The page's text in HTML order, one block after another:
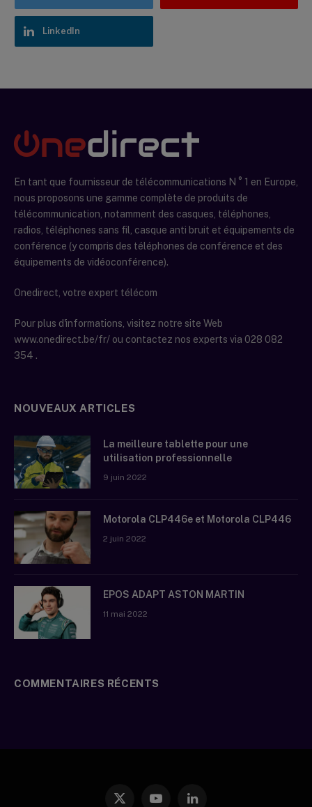
LinkedIn
En tant que fournisseur de télécommunications N ° 1 en Europe,
nous proposons une gamme complète de produits de
télécommunication, notamment des casques, téléphones,
radios, téléphones sans fil, casque anti bruit et équipements de
conférence (y compris des téléphones de conférence et des
équipements de vidéoconférence).
Onedirect, votre expert télécom
Pour plus d'informations, visitez notre site Web
www.onedirect.be/fr/ ou contactez nos experts via 028 082
354 .
NOUVEAUX ARTICLES
La meilleure tablette pour une
utilisation professionnelle
9 juin 2022
Motorola CLP446e et Motorola CLP446
2 juin 2022
EPOS ADAPT ASTON MARTIN
11 mai 2022
COMMENTAIRES RÉCENTS
X YouTubeLinkedIn